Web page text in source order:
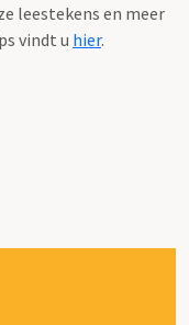
leestekens en meer
vindt u hier.